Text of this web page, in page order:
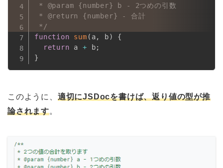
* @param {number} b - 2つめの引数
* @return {number} - 合計
*/
function
sum ( a, b)
{
return a + b;
}
このように、 適切にJSDocを書けば、返り値の型が推
論されます。